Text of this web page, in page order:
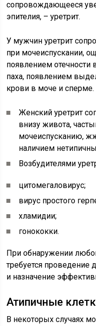
сопровождающееся
эпителия, – уретрит.
У мужчин уретрит
при мочеиспускании,
появлением отечности
паха, появлением
крови в моче и сперме.
Женский уретрит
внизу живота,
мочеиспусканию,
наличием
Возбудителями
цитомегаловирус;
вирус простого
хламидии;
гонококки.
При обнаружении
требуется проведение
и назначение
Атипичные
В некоторых случаях